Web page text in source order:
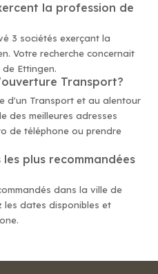
la profession de
3 sociétés exerçant la
Votre recherche concernait
Ettingen.
Transport?
d'un Transport et au alentour
des meilleures adresses
de téléphone ou prendre
plus recommandées
dans la ville de
les dates disponibles et